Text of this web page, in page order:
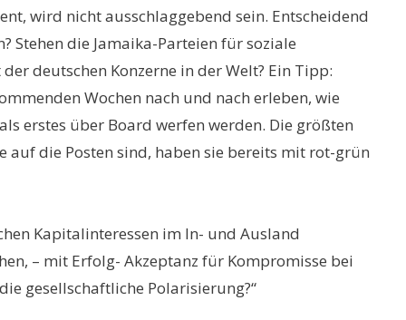
wird nicht ausschlaggebend sein. Entscheidend
Stehen die Jamaika-Parteien für soziale
deutschen Konzerne in der Welt? Ein Tipp:
Wochen nach und nach erleben, wie
erstes über Board werfen werden. Die größten
auf die Posten sind, haben sie bereits mit rot-grün
Kapitalinteressen im In- und Ausland
– mit Erfolg- Akzeptanz für Kompromisse bei
gesellschaftliche Polarisierung?“